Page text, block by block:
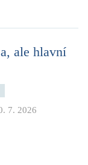
ale hlavní
7. 2026